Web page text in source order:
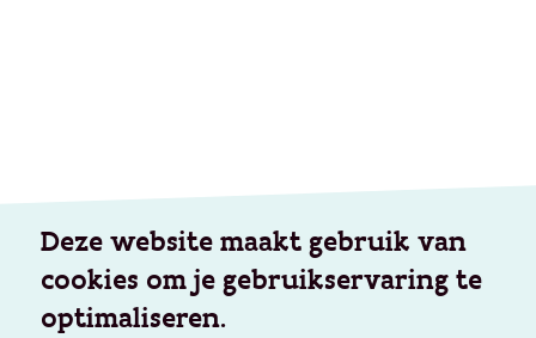
Deze website maakt gebruik van
cookies om je gebruikservaring te
optimaliseren.